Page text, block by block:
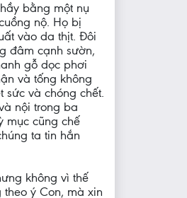
bằng một nụ
nộ. Họ bị
vào da thịt. Đôi
đâm cạnh sườn,
gỗ dọc phơi
và tống không
và chóng chết.
nội trong ba
mục cũng chế
ta tin hắn
không vì thế
ý Con, mà xin